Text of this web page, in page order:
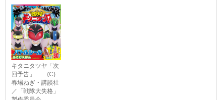
キタニタツヤ「次
回予告」 (C)
春場ねぎ・講談社
／「戦隊大失格」